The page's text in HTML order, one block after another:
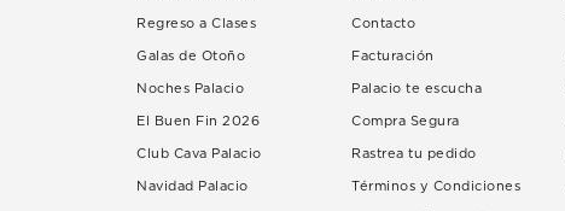
Regreso a Clases
Galas de Otoño
Noches Palacio
El Buen Fin 2026
Club Cava Palacio
Navidad Palacio
Contacto
Facturación
Palacio te escucha
Compra Segura
Rastrea tu pedido
Términos y Condiciones